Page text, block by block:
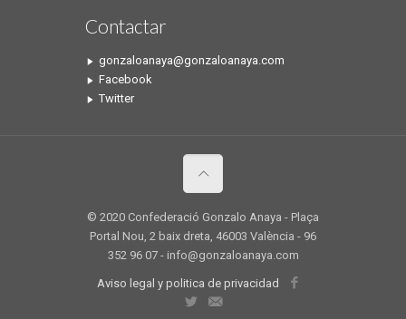
Contactar
gonzaloanaya@gonzaloanaya.com
Facebook
Twitter
© 2020 Confederació Gonzalo Anaya - Plaça
Portal Nou, 2 baix dreta, 46003 València - 96
352 96 07 - info@gonzaloanaya.com
Aviso legal y politica de privacidad